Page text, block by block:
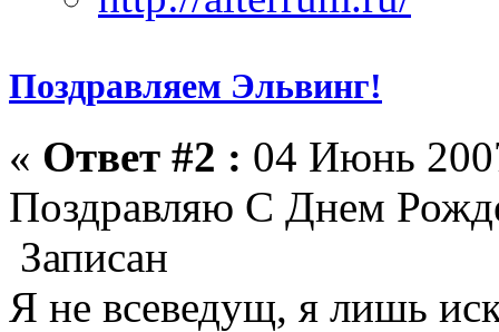
Поздравляем Эльвинг!
« Ответ #2 : 04 Июнь
Поздравляю С Днем
Записан
Я не всеведущ, я лишь